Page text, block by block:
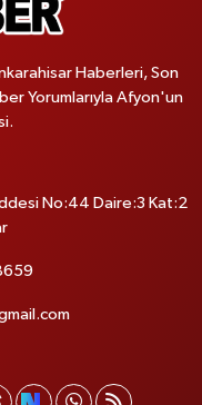
Haberleri, Son
Yorumlarıyla Afyon'un
No:44 Daire:3 Kat:2